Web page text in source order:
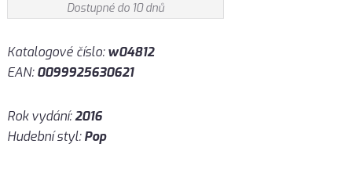
Dostupné do 10 dnů
Katalogové číslo:w04812
EAN:0099925630621
Rok vydání:2016
Hudební styl:Pop